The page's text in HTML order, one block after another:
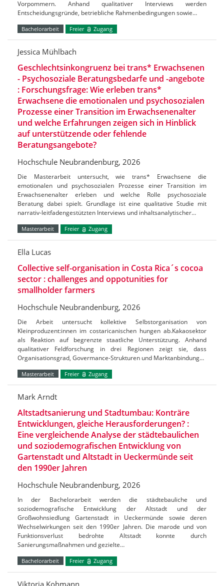
Vorpommern. Anhand qualitativer Interviews werden
Entscheidungsgründe, betriebliche Rahmenbedingungen sowie…
Bachelorarbeit Freier Zugang
Jessica Mühlbach
Geschlechtsinkongruenz bei trans* Erwachsenen
- Psychosoziale Beratungsbedarfe und -angebote
: Forschungsfrage: Wie erleben trans*
Erwachsene die emotionalen und psychosozialen
Prozesse einer Transition im Erwachsenenalter
und welche Erfahrungen zeigen sich in Hinblick
auf unterstützende oder fehlende
Beratungsangebote?
Hochschule Neubrandenburg, 2026
Die Masterarbeit untersucht, wie trans* Erwachsene die
emotionalen und psychosozialen Prozesse einer Transition im
Erwachsenenalter erleben und welche Rolle psychosoziale
Beratung dabei spielt. Grundlage ist eine qualitative Studie mit
narrativ-leitfadengestützten Interviews und inhaltsanalytischer…
Masterarbeit Freier Zugang
Ella Lucas
Collective self-organisation in Costa Rica´s cocoa
sector : challenges and oppotunities for
smallholder farmers
Hochschule Neubrandenburg, 2026
Die Arbeit untersucht kollektive Selbstorganisation von
Kleinproduzent:innen im costaricanischen hungen ab.Kakaosektor
als Reaktion auf begrenzte staatliche Unterstützung. Anhand
qualitativer Feldforschung in drei Regionen zeigt sie, dass
Organisationsgrad, Govermance-Strukturen und Marktanbindung…
Masterarbeit Freier Zugang
Mark Arndt
Altstadtsanierung und Stadtumbau: Konträre
Entwicklungen, gleiche Herausforderungen? :
Eine vergleichende Analyse der städtebaulichen
und soziodemografischen Entwicklung von
Gartenstadt und Altstadt in Ueckermünde seit
den 1990er Jahren
Hochschule Neubrandenburg, 2026
In der Bachelorarbeit werden die städtebauliche und
soziodemografische Entwicklung der Altstadt und der
Großwohnsiedlung Gartenstadt in Ueckermünde sowie deren
Wechselwirkungen seit den 1990er Jahren. Die marode und von
Funktionsverlust bedrohte Altstadt konnte durch
Sanierungsmaßnahmen und gezielte…
Bachelorarbeit Freier Zugang
Viktoria Kohmann